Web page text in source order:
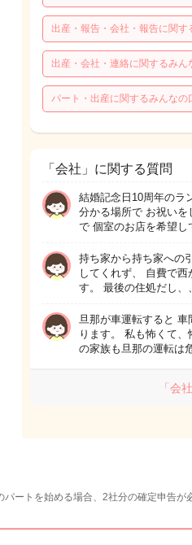
出産・報告・会社・報告に関
出産・会社・連絡に関するみん
パート・出産に関するみんなの
「会社」に関する質問
結婚記念日10周年のラ
分かる場所で お祝い
で 個室のお店を希望
持ち家から持ち家への
してくれず、 自費で
す。 最後の住処だし
旦那が車運転すると 車
ります。 私も怖くて
の家族も旦那の運転は
「会
ートを始める場合、2社分の確定申告